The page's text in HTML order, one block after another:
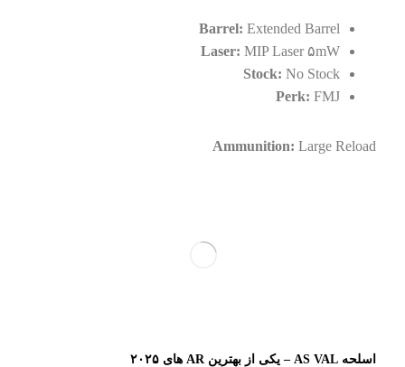
Barrel: Extended Barrel
Laser: MIP Laser ۵mW
Stock: No Stock
Perk: FMJ
Ammunition: Large Reload
اسلحه AS VAL – یکی از بهترین AR های ۲۰۲۵